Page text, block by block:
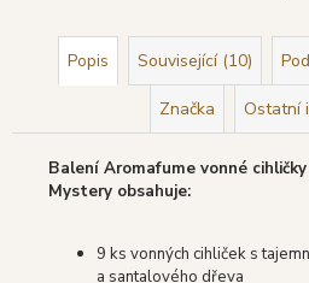
Popis Související (10)
Značka Ostatní
Balení Aromafume vonné
Mystery obsahuje:
9 ks vonných cihliček s
a santalového dřeva